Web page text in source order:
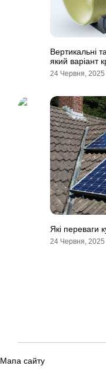
Вертикальні
який варіант
24 Червня, 2025
Які переваги
24 Червня, 2025
Мапа сайту